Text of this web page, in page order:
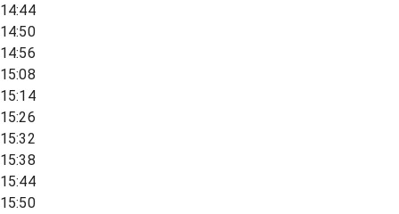
14:44
14:50
14:56
15:08
15:14
15:26
15:32
15:38
15:44
15:50